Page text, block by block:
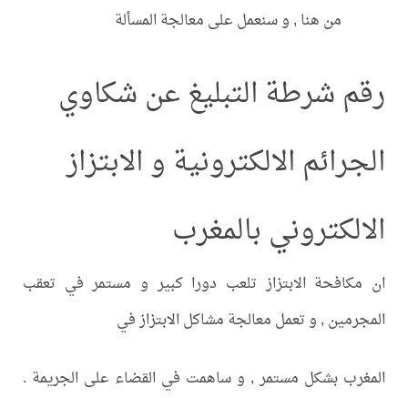
من هنا , و سنعمل على معالجة المسألة
رقم شرطة التبليغ عن شكاوي
الجرائم الالكترونية و الابتزاز
الالكتروني بالمغرب
ان مكافحة الابتزاز تلعب دورا كبير و مستمر في تعقب
المجرمين , و تعمل معالجة مشاكل الابتزاز في
المغرب بشكل مستمر , و ساهمت في القضاء على الجريمة .